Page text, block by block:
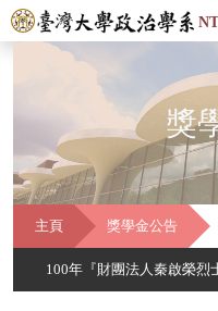
獎
主頁 獎學金公告
100年『財團法人秦啟榮烈